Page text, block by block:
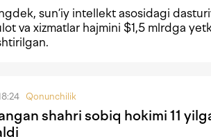
sun’iy intellekt asosidagi
va xizmatlar hajmini $1,5 mlrdga
Qonunchilik
shahri sobiq hokimi 11